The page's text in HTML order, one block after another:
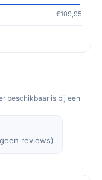
€109,95
beschikbaar is bij een
reviews)